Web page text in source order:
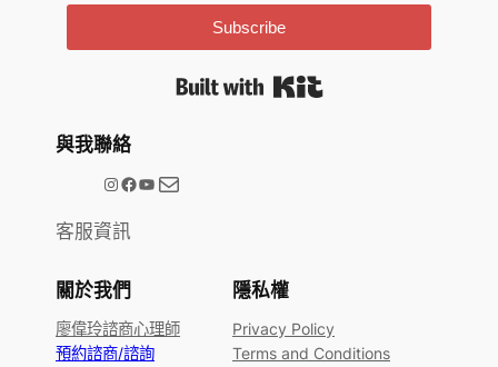
Subscribe
與我聯絡
@meetype.tw Facebook YouTube 電子郵件
客服資訊
關於我們
廖偉玲諮商心理師
預約諮商/諮詢
隱私權
Privacy Policy
Terms and Conditions